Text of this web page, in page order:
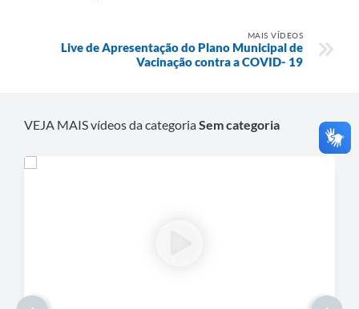
MAIS VÍDEOS
Live de Apresentação do Plano Municipal de
Vacinação contra a COVID- 19
VEJA MAIS vídeos da categoriaSem categoria